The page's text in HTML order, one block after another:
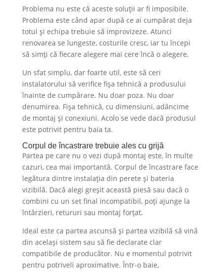
Problema nu este că aceste soluții ar fi imposibile.
Problema este când apar după ce ai cumpărat deja
totul și echipa trebuie să improvizeze. Atunci
renovarea se lungeste, costurile cresc, iar tu începi
să simți că fiecare alegere mai cere încă o alegere.
Un sfat simplu, dar foarte util, este să ceri
instalatorului să verifice fișa tehnică a produsului
înainte de cumpărare. Nu doar poza. Nu doar
denumirea. Fișa tehnică, cu dimensiuni, adâncime
de montaj și conexiuni. Acolo se vede dacă produsul
este potrivit pentru baia ta.
Corpul de încastrare trebuie ales cu grijă
Partea pe care nu o vezi după montaj este, în multe
cazuri, cea mai importantă. Corpul de încastrare face
legătura dintre instalația din perete și bateria
vizibilă. Dacă alegi greșit această piesă sau dacă o
combini cu un set final incompatibil, poți ajunge la
întârzieri, retururi sau montaj forțat.
Ideal este ca partea ascunsă și partea vizibilă să vină
din același sistem sau să fie declarate clar
compatibile de producător. Nu e momentul potrivit
pentru potriveli aproximative. Într-o baie,